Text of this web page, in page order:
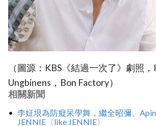
（圖源：KBS《結過一次了》劇照，
Ungbinens，Bon Factory）
相關新聞
李姃垠為防癡呆學舞，繼全昭彌、
JENNIE〈like JENNIE〉